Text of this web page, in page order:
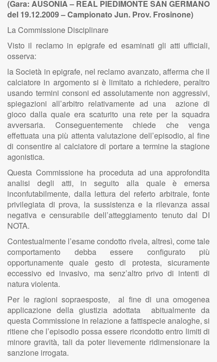
(Gara: AUSONIA – REAL PIEDIMONTE SAN GERMANO
del 19.12.2009 – Campionato Jun. Prov. Frosinone)
La Commissione Disciplinare
Visto il reclamo in epigrafe ed esaminati gli atti ufficiali,
osserva:
la Società in epigrafe, nel reclamo avanzato, afferma che il
calciatore in argomento si è limitato a richiedere, peraltro
usando termini consoni ed assolutamente non aggressivi,
spiegazioni all’arbitro relativamente ad una azione di
gioco dalla quale era scaturito una rete per la squadra
avversaria. Conseguentemente chiede che venga
effettuata una più attenta valutazione dell’episodio, al fine
di consentire al calciatore di portare a termine la stagione
agonistica.
Questa Commissione ha proceduta ad una approfondita
analisi degli atti, in seguito alla quale è emersa
inconfutabilmente, dalla lettura del referto arbitrale, fonte
privilegiata di prova, la sussistenza e la rilevanza assai
negativa e censurabile dell’atteggiamento tenuto dal DI
NOTA.
Contestualmente l’esame condotto rivela, altresì, come tale
comportamento debba essere configurato più
opportunamente quale gesto di protesta, sicuramente
eccessivo ed invasivo, ma senz’altro privo di intenti di
natura violenta.
Per le ragioni sopraesposte, al fine di una omogenea
applicazione della giustizia adottata abitualmente da
questa Commissione in relazione a fattispecie analoghe, si
ritiene che l’episodio possa essere ricondotto entro limiti di
minore gravità, tali da poter lievemente ridimensionare la
sanzione irrogata.